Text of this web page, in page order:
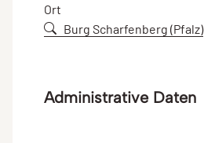
Ort
Burg Scharfenberg (Pfalz)
Administrative Daten